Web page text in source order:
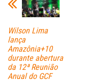
Wilson Lima
lança
Amazônia+10
durante abertura
da 12ª Reunião
Anual do GCF